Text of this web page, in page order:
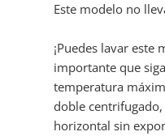
Este modelo no
¡Puedes lavar este
importante que
temperatura
doble
horizontal sin